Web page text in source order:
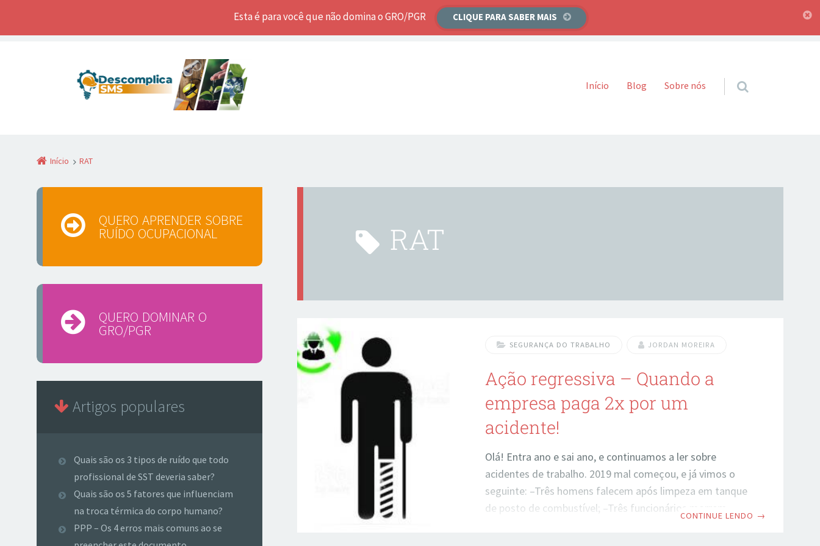
Esta é para você que não domina o GRO/PGR CLIQUE PARA SABER MAIS
Pular para o conteúdo
Início Blog Sobre nós
Início RAT
RAT
SEGURANÇA DO TRABALHO JORDAN MOREIRA
Ação regressiva – Quando a
empresa paga 2x por um
acidente!
Olá! Entra ano e sai ano, e continuamos a ler sobre
acidentes de trabalho. 2019 mal começou, e já vimos o
seguinte: –Três homens falecem após limpeza em tanque
de posto de combustível; –Três funcionários morrem
CONTINUE LENDO →
QUERO APRENDER SOBRE
RUÍDO OCUPACIONAL
QUERO DOMINAR O
GRO/PGR
Artigos populares
Quais são os 3 tipos de ruído que todo
profissional de SST deveria saber?
Quais são os 5 fatores que influenciam
na troca térmica do corpo humano?
PPP – Os 4 erros mais comuns ao se